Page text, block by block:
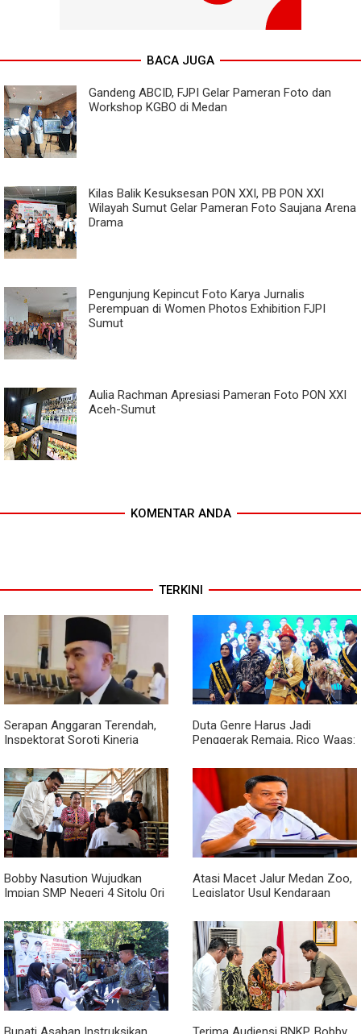
BACA JUGA
Gandeng ABCID, FJPI Gelar Pameran Foto dan
Workshop KGBO di Medan
Kilas Balik Kesuksesan PON XXI, PB PON XXI
Wilayah Sumut Gelar Pameran Foto Saujana Arena
Drama
Pengunjung Kepincut Foto Karya Jurnalis
Perempuan di Women Photos Exhibition FJPI
Sumut
Aulia Rachman Apresiasi Pameran Foto PON XXI
Aceh-Sumut
KOMENTAR ANDA
TERKINI
Serapan Anggaran Terendah,
Inspektorat Soroti Kinerja
Duta Genre Harus Jadi
Penggerak Remaja, Rico Waas:
Acara
Bobby Nasution Wujudkan
Impian SMP Negeri 4 Sitolu Ori
Atasi Macet Jalur Medan Zoo,
Legislator Usul Kendaraan
Royal Sumatera